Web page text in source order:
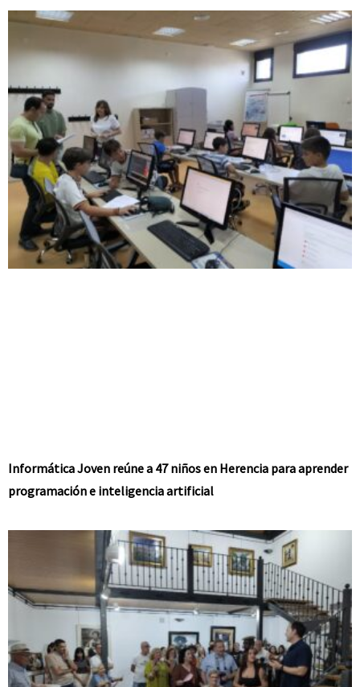
Informática Joven reúne a 47 niños en Herencia para aprender
programación e inteligencia artificial